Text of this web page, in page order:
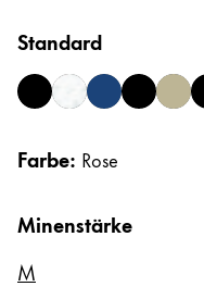
Notizbücher
Geschenk-Sets
LAMY pico Lx
Diese Region
South Africa
English
Diese Region
English
Standard
blackbrushedimperialblue
lx-all-
Farbe: Rose
Minenstärke
M